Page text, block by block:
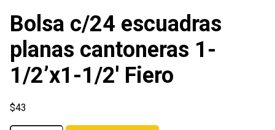
Bolsa c/24 escuadras
planas cantoneras 1-
1/2’x1-1/2′ Fiero
$43